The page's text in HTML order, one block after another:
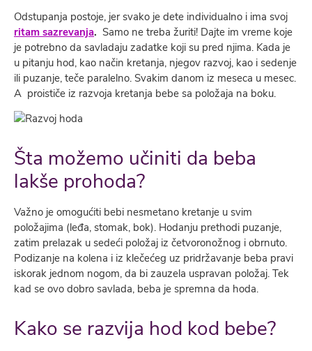
Odstupanja postoje, jer svako je dete individualno i ima svoj
ritam sazrevanja. Samo ne treba žuriti! Dajte im vreme koje
je potrebno da savladaju zadatke koji su pred njima. Kada je
u pitanju hod, kao način kretanja, njegov razvoj, kao i sedenje
ili puzanje, teče paralelno. Svakim danom iz meseca u mesec.
A proističe iz razvoja kretanja bebe sa položaja na boku.
Šta možemo učiniti da beba
lakše prohoda?
Važno je omogućiti bebi nesmetano kretanje u svim
položajima (leđa, stomak, bok). Hodanju prethodi puzanje,
zatim prelazak u sedeći položaj iz četvoronožnog i obrnuto.
Podizanje na kolena i iz klečećeg uz pridržavanje beba pravi
iskorak jednom nogom, da bi zauzela uspravan položaj. Tek
kad se ovo dobro savlada, beba je spremna da hoda.
Kako se razvija hod kod bebe?